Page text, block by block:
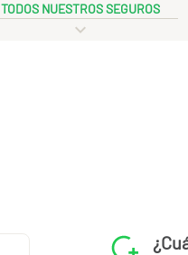
TODOS NUESTROS SEGUROS